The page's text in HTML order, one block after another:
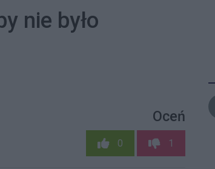
nie było
Oceń
0 1